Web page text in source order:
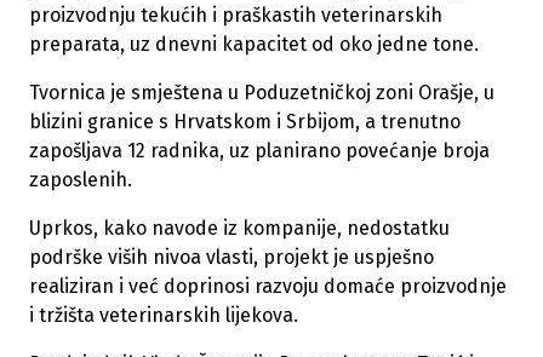
proizvodnju tekućih i praškastih veterinarskih
preparata, uz dnevni kapacitet od oko jedne tone.
Tvornica je smještena u Poduzetničkoj zoni Orašje, u
blizini granice s Hrvatskom i Srbijom, a trenutno
zapošljava 12 radnika, uz planirano povećanje broja
zaposlenih.
Uprkos, kako navode iz kompanije, nedostatku
podrške viših nivoa vlasti, projekt je uspješno
realiziran i već doprinosi razvoju domaće proizvodnje
i tržišta veterinarskih lijekova.